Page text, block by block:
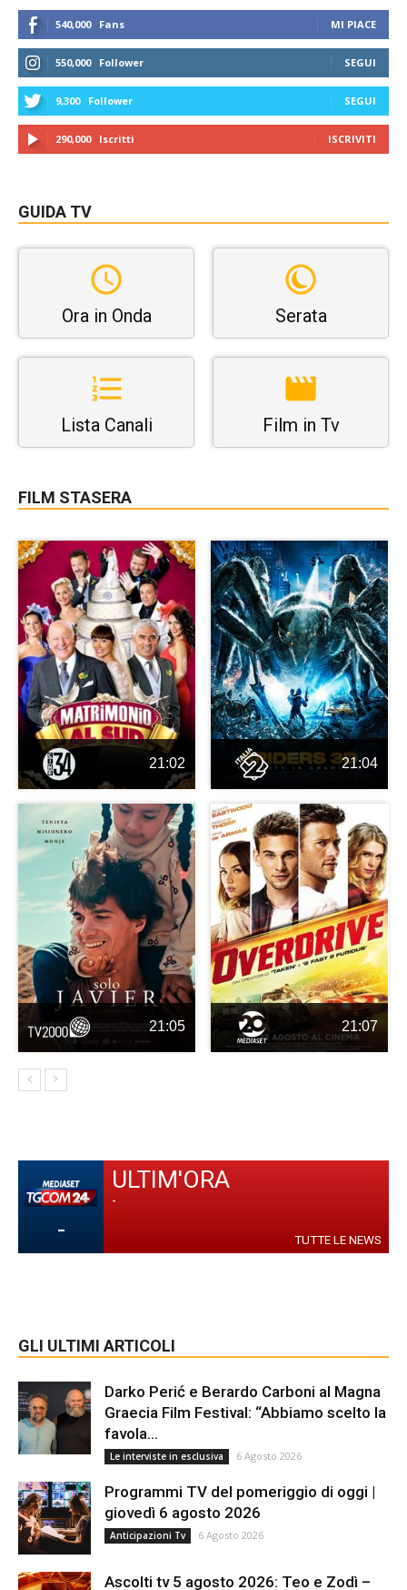
540,000 Fans MI PIACE
550,000 Follower SEGUI
9,300 Follower SEGUI
290,000 Iscritti ISCRIVITI
GUIDA TV
Ora in Onda Serata
Lista Canali Film in Tv
FILM STASERA
21:02 21:04
21:05 21:07
-
ULTIM'ORA
-
TUTTE LE NEWS
GLI ULTIMI ARTICOLI
Darko Perić e Berardo Carboni al Magna
Graecia Film Festival: “Abbiamo scelto la
favola...
Le interviste in esclusiva 6 Agosto 2026
Programmi TV del pomeriggio di oggi |
giovedì 6 agosto 2026
Anticipazioni Tv 6 Agosto 2026
Ascolti tv 5 agosto 2026: Teo e Zodì –